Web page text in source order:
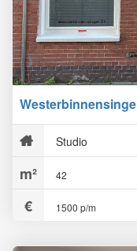
Studio
42
1500 p/m